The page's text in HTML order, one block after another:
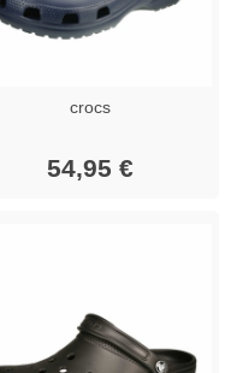
crocs
54,95 €